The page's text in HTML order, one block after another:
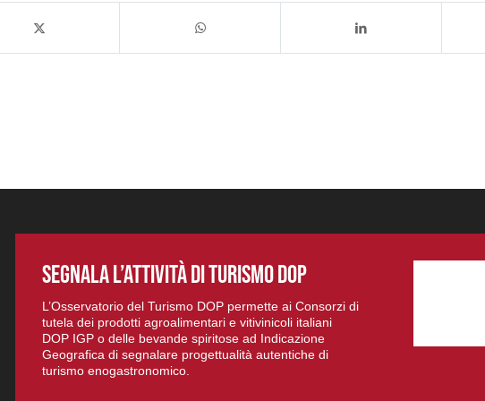
SEGNALA L’ATTIVITÀ DI TURISMO DOP
L’Osservatorio del Turismo DOP permette ai Consorzi di
tutela dei prodotti agroalimentari e vitivinicoli italiani
DOP IGP o delle bevande spiritose ad Indicazione
Geografica di segnalare progettualità autentiche di
turismo enogastronomico.